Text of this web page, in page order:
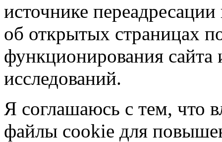
источнике переадресации
об открытых страницах
функционирования сайта
исследований.
Я соглашаюсь с тем, что
файлы cookie для